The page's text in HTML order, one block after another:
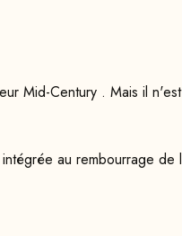
Mid-Century . Mais il
au rembourrage
à la main, pièce par